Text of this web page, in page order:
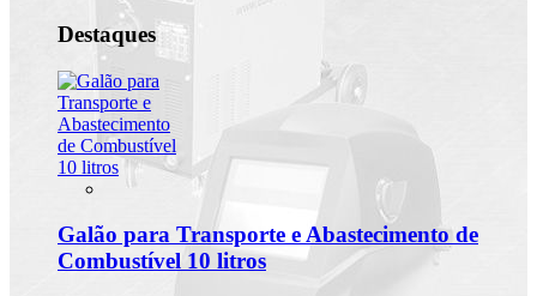
Destaques
Galão para Transporte e Abastecimento de
Combustível 10 litros